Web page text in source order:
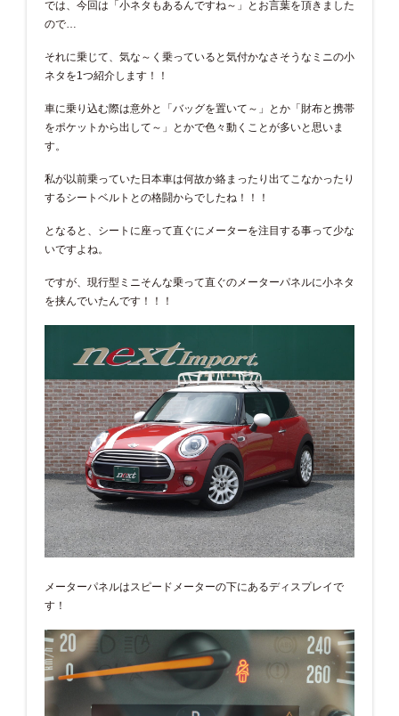
では、今回は「小ネタもあるんですね～」とお言葉を頂きました
ので…
それに乗じて、気な～く乗っていると気付かなさそうなミニの小
ネタを1つ紹介します！！
車に乗り込む際は意外と「バッグを置いて～」とか「財布と携帯
をポケットから出して～」とかで色々動くことが多いと思いま
す。
私が以前乗っていた日本車は何故か絡まったり出てこなかったり
するシートベルトとの格闘からでしたね！！！
となると、シートに座って直ぐにメーターを注目する事って少な
いですよね。
ですが、現行型ミニそんな乗って直ぐのメーターパネルに小ネタ
を挟んでいたんです！！！
メーターパネルはスピードメーターの下にあるディスプレイで
す！